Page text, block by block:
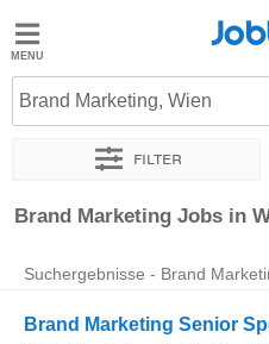
Jobted
Jobs
Brand Marketing, Wien
Filter
Sortieren nach Genauer
Brand Marketing Jobs in
Suchergebnisse - Brand
Brand Marketing Senior